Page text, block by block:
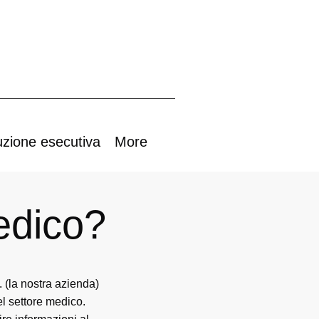
esecutiva More
(la nostra azienda)
settore medico.